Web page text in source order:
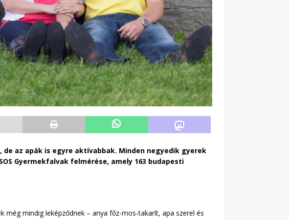
az apák is egyre aktívabbak. Minden negyedik gyerek
Gyermekfalvak felmérése, amely 163 budapesti
még mindig leképződnek – anya főz-mos-takarít, apa szerel és